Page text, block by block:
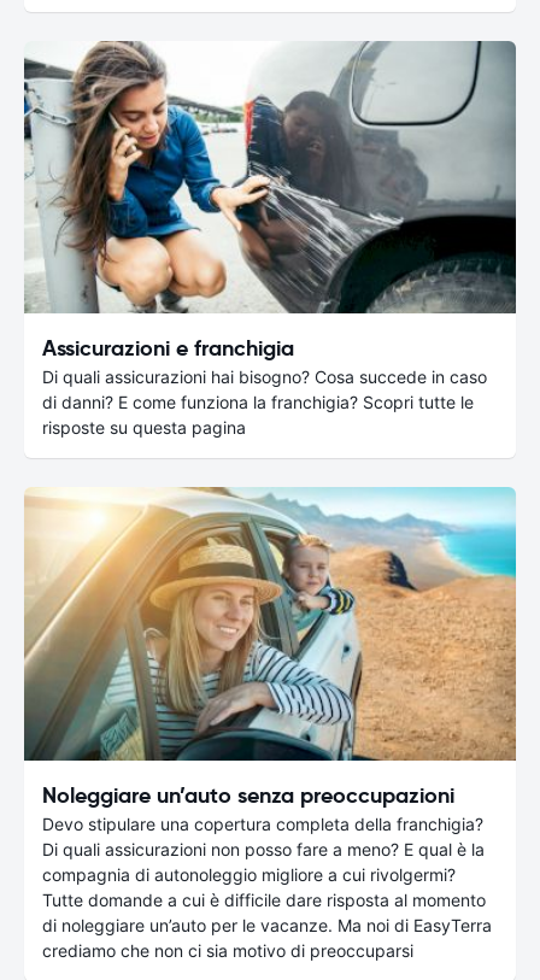
Assicurazioni e franchigia
Di quali assicurazioni hai bisogno? Cosa succede in caso
di danni? E come funziona la franchigia? Scopri tutte le
risposte su questa pagina
Noleggiare un’auto senza preoccupazioni
Devo stipulare una copertura completa della franchigia?
Di quali assicurazioni non posso fare a meno? E qual è la
compagnia di autonoleggio migliore a cui rivolgermi?
Tutte domande a cui è difficile dare risposta al momento
di noleggiare un’auto per le vacanze. Ma noi di EasyTerra
crediamo che non ci sia motivo di preoccuparsi